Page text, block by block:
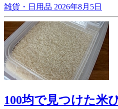
雑貨・日用品 2026年8月5日
100均で見つけた米